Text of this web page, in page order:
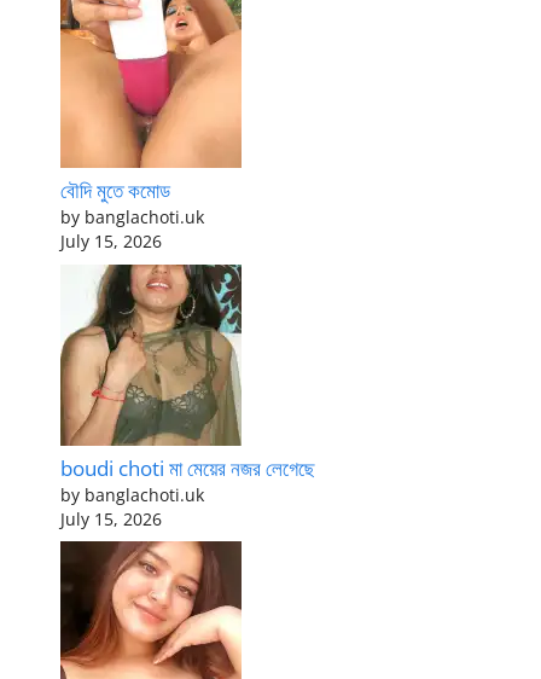
বৌদি মুতে কমোড
by banglachoti.uk
July 15, 2026
boudi choti মা মেয়ের নজর লেগেছে
by banglachoti.uk
July 15, 2026